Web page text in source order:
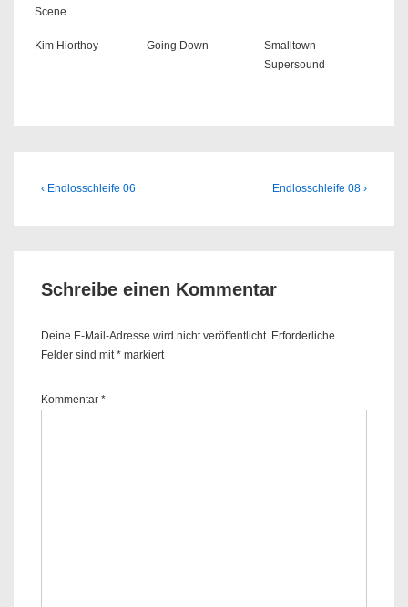
Scene
Kim Hiorthoy Going Down
Smalltown
Supersound
Beitragsnavigation
Previous
‹ Endlosschleife 06
Next
Endlosschleife 08 ›
Schreibe einen Kommentar
Deine E-Mail-Adresse wird nicht veröffentlicht. Erforderliche
Felder sind mit * markiert
Kommentar *